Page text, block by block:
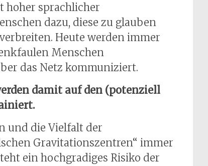
hoher sprachlicher
dazu, diese zu glauben
Heute werden immer
Menschen
das Netz kommuniziert.
damit auf den (potenziell
und die Vielfalt der
Gravitationszentren“ immer
ein hochgradiges Risiko der